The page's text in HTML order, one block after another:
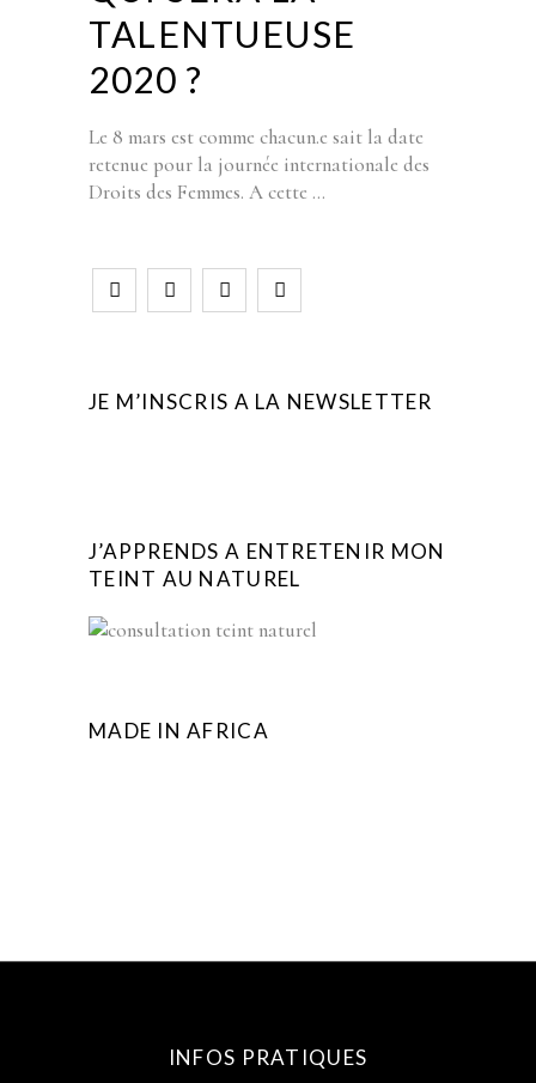
TALENTUEUSE
2020 ?
Le 8 mars est comme chacun.e sait la date
retenue pour la journée internationale des
Droits des Femmes. A cette
JE M’INSCRIS A LA NEWSLETTER
J’APPRENDS A ENTRETENIR MON
TEINT AU NATUREL
MADE IN AFRICA
INFOS PRATIQUES